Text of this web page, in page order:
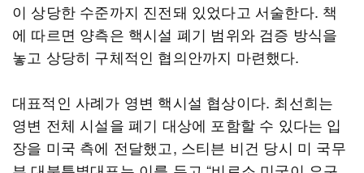
이 상당한 수준까지 진전돼 있었다고 서술한다. 책
에 따르면 양측은 핵시설 폐기 범위와 검증 방식을
놓고 상당히 구체적인 협의안까지 마련했다.
대표적인 사례가 영변 핵시설 협상이다. 최선희는
영변 전체 시설을 폐기 대상에 포함할 수 있다는 입
장을 미국 측에 전달했고, 스티븐 비건 당시 미 국무